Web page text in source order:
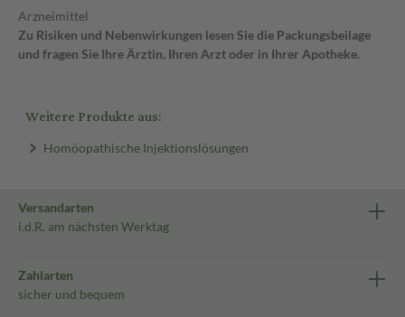
Arzneimittel
Zu Risiken und Nebenwirkungen lesen Sie die Packungsbeilage
und fragen Sie Ihre Ärztin, Ihren Arzt oder in Ihrer Apotheke.
Weitere Produkte aus:
Homöopathische Injektionslösungen
Versandarten
i.d.R. am nächsten Werktag
Zahlarten
sicher und bequem